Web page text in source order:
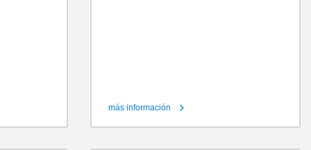
más información